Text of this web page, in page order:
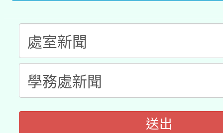
送出